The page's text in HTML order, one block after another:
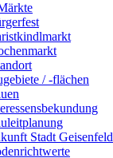
/ -flächen
Stadt Geisenfeld